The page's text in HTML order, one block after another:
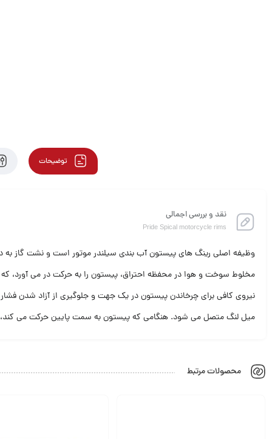
توضیحات
نقد و بررسی اجمالی
Pride Spical motorcycle rims
وظیفه اصلی رینگ های پیستون آب بندی سیلندر موتور است و نشت گاز به
مخلوط سوخت و هوا در محفظه احتراق، پیستون را به حرکت در می آورد، که
نیروی کافی برای چرخاندن پیستون در یک جهت و جلوگیری از آزاد شدن
میل لنگ متصل می شود. هنگامی که پیستون به سمت پایین حرکت می کند،
محصولات مرتبط